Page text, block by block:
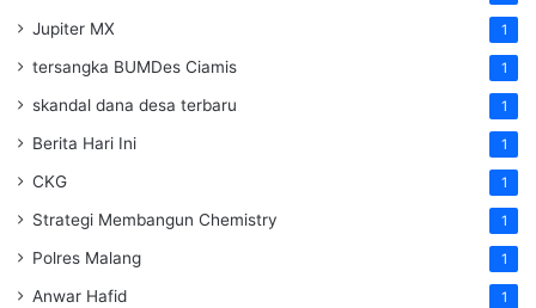
Jupiter MX 1
tersangka BUMDes Ciamis 1
skandal dana desa terbaru 1
Berita Hari Ini 1
CKG 1
Strategi Membangun Chemistry 1
Polres Malang 1
Anwar Hafid 1